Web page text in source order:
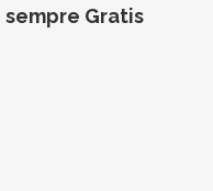
sempre Gratis